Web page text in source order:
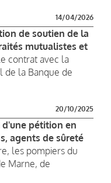
14/04/2026
de soutien de la
mutualistes et
contrat avec la
de la Banque de
20/10/2025
d'une pétition en
agents de sûreté
les pompiers du
Marne, de